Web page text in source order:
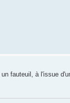
fauteuil, à l'issue